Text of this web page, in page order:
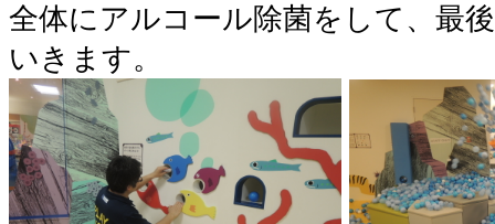
全体にアルコール除菌をして、最
いきます。